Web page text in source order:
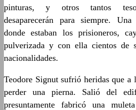
pinturas, y otros tantos
desaparecerán para siempre.
donde estaban los prisioneros,
pulverizada y con ella cientos de
nacionalidades.
Teodore Signut sufrió heridas que
perder una pierna. Salió del
presuntamente fabricó una